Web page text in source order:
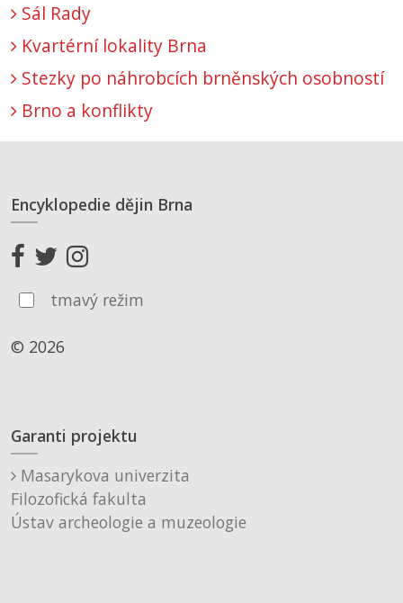
Sál Rady
Kvartérní lokality Brna
Stezky po náhrobcích brněnských osobností
Brno a konflikty
Encyklopedie dějin Brna
tmavý režim
© 2026
Garanti projektu
Masarykova univerzita
Filozofická fakulta
Ústav archeologie a muzeologie